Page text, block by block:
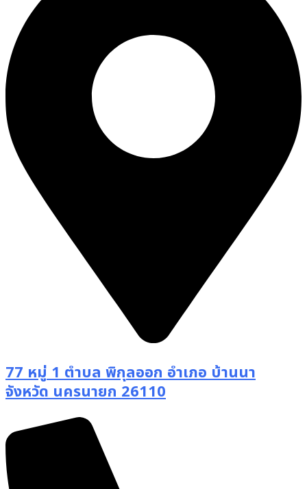
77 หมู่ 1 ตำบล พิกุลออก อำเภอ บ้านนา
จังหวัด นครนายก 26110